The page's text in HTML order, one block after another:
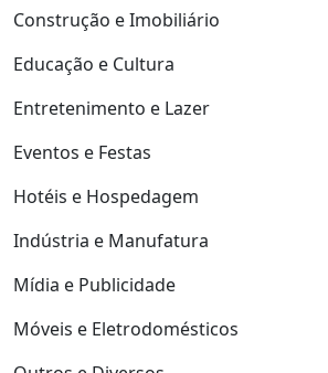
Construção e Imobiliário
Educação e Cultura
Entretenimento e Lazer
Eventos e Festas
Hotéis e Hospedagem
Indústria e Manufatura
Mídia e Publicidade
Móveis e Eletrodomésticos